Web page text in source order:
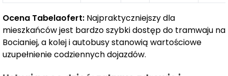
otoczenie, dlatego na osiedlu powstaną dwa parki
kieszonkowe. W pierwszym znajdziemy miejsce do
odpoczynku i wspólnej integracji sąsiedzkiej, w którym
postawimy klimatyczną pergolę. Natomiast w drugiej
części naszego osiedla zaplanowaliśmy dla ciut
Ocena Tabelaofert: Najpraktyczniejszy dla
mieszkańców jest bardzo szybki dostęp do tramwaju na
Bocianiej, a kolej i autobusy stanowią wartościowe
uzupełnienie codziennych dojazdów.